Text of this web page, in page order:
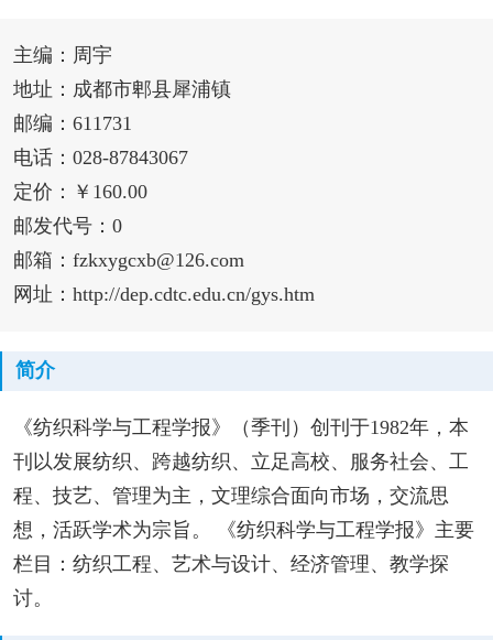
主编：周宇
地址：成都市郫县犀浦镇
邮编：611731
电话：028-87843067
定价：￥160.00
邮发代号：0
邮箱：fzkxygcxb@126.com
网址：http://dep.cdtc.edu.cn/gys.htm
简介
《纺织科学与工程学报》（季刊）创刊于1982年，本
刊以发展纺织、跨越纺织、立足高校、服务社会、工
程、技艺、管理为主，文理综合面向市场，交流思
想，活跃学术为宗旨。 《纺织科学与工程学报》主要
栏目：纺织工程、艺术与设计、经济管理、教学探
讨。